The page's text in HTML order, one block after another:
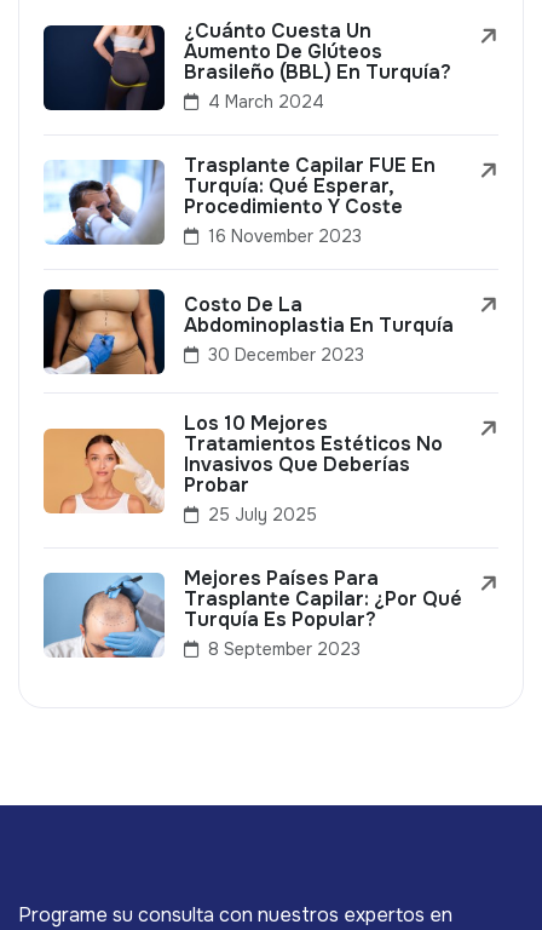
¿Cuánto Cuesta Un
Aumento De Glúteos
Brasileño (BBL) En Turquía?
4 March 2024
Trasplante Capilar FUE En
Turquía: Qué Esperar,
Procedimiento Y Coste
16 November 2023
Costo De La
Abdominoplastia En Turquía
30 December 2023
Los 10 Mejores
Tratamientos Estéticos No
Invasivos Que Deberías
Probar
25 July 2025
Mejores Países Para
Trasplante Capilar: ¿Por Qué
Turquía Es Popular?
8 September 2023
Programe su consulta con nuestros expertos en